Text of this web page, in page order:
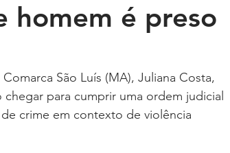
do Trabalho Justiça Federal
Pleitos da Assojaf-GO Plantão
homem é preso
São Luís (MA), Juliana Costa,
para cumprir uma ordem judicial
crime em contexto de violência